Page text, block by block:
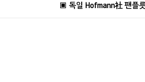
▣ 독일 Hofmann社 팬플